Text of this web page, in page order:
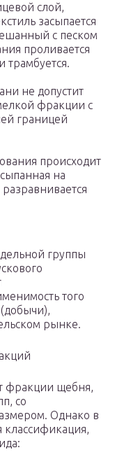
слой,
засыпается
с песком
проливается
не допустит
фракции с
границей
происходит
на
группы
того
рынке.
фракции щебня,
со
Однако в
классификация,